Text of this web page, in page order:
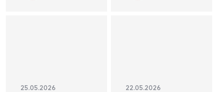
25.05.2026 22.05.2026